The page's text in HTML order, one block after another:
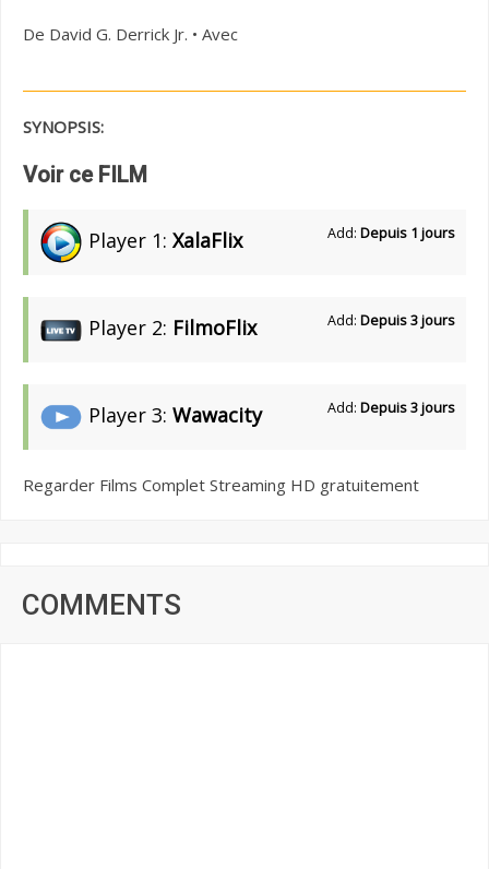
De David G. Derrick Jr. • Avec
SYNOPSIS:
Voir ce FILM
Player 1: XalaFlix Add: Depuis 1 jours
Player 2: FilmoFlix Add: Depuis 3 jours
Player 3: Wawacity Add: Depuis 3 jours
Regarder Films Complet Streaming HD gratuitement
COMMENTS